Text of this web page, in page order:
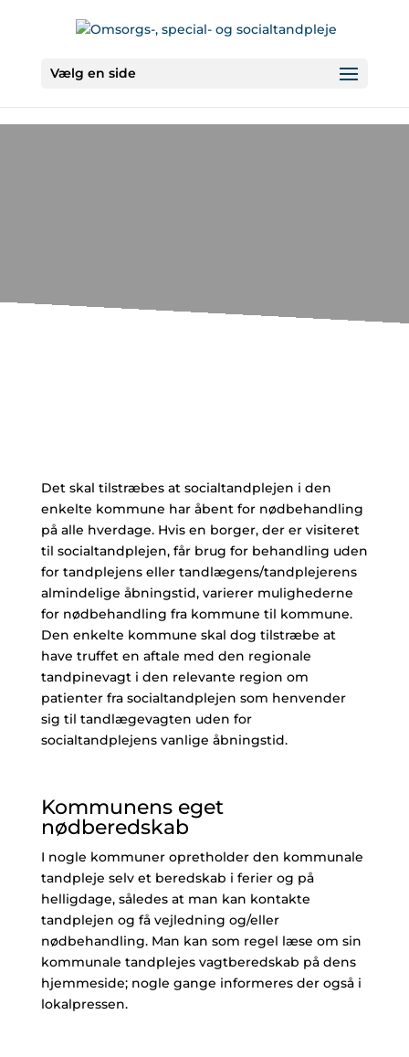
Vælg en side
Det skal tilstræbes at socialtandplejen i den
enkelte kommune har åbent for nødbehandling
på alle hverdage. Hvis en borger, der er visiteret
til socialtandplejen, får brug for behandling uden
for tandplejens eller tandlægens/tandplejerens
almindelige åbningstid, varierer mulighederne
for nødbehandling fra kommune til kommune.
Den enkelte kommune skal dog tilstræbe at
have truffet en aftale med den regionale
tandpinevagt i den relevante region om
patienter fra socialtandplejen som henvender
sig til tandlægevagten uden for
socialtandplejens vanlige åbningstid.
Kommunens eget
nødberedskab
I nogle kommuner opretholder den kommunale
tandpleje selv et beredskab i ferier og på
helligdage, således at man kan kontakte
tandplejen og få vejledning og/eller
nødbehandling. Man kan som regel læse om sin
kommunale tandplejes vagtberedskab på dens
hjemmeside; nogle gange informeres der også i
lokalpressen.